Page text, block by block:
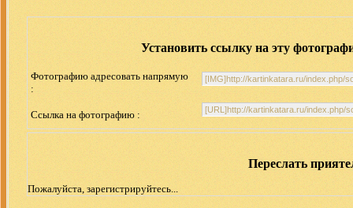
Установить ссылку на эту
Фотографию адресовать напрямую
:
Ссылка на фотографию :
Переслать
Пожалуйста, зарегистрируйтесь...